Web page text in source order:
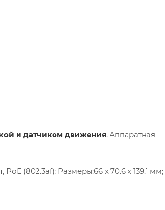
и датчиком движения. Аппаратная
РоЕ (802.3af); Размеры:66 x 70.6 x 139.1 мм;